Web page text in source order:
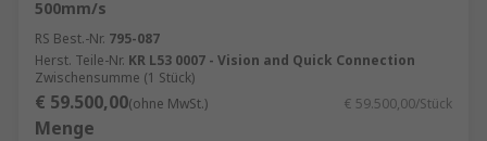
500mm/s
RS Best.-Nr. 795-087
Herst. Teile-Nr. KR L53 0007 - Vision and Quick Connection
Zwischensumme (1 Stück)
€ 59.500,00(ohne MwSt.) € 59.500,00/Stück
Menge